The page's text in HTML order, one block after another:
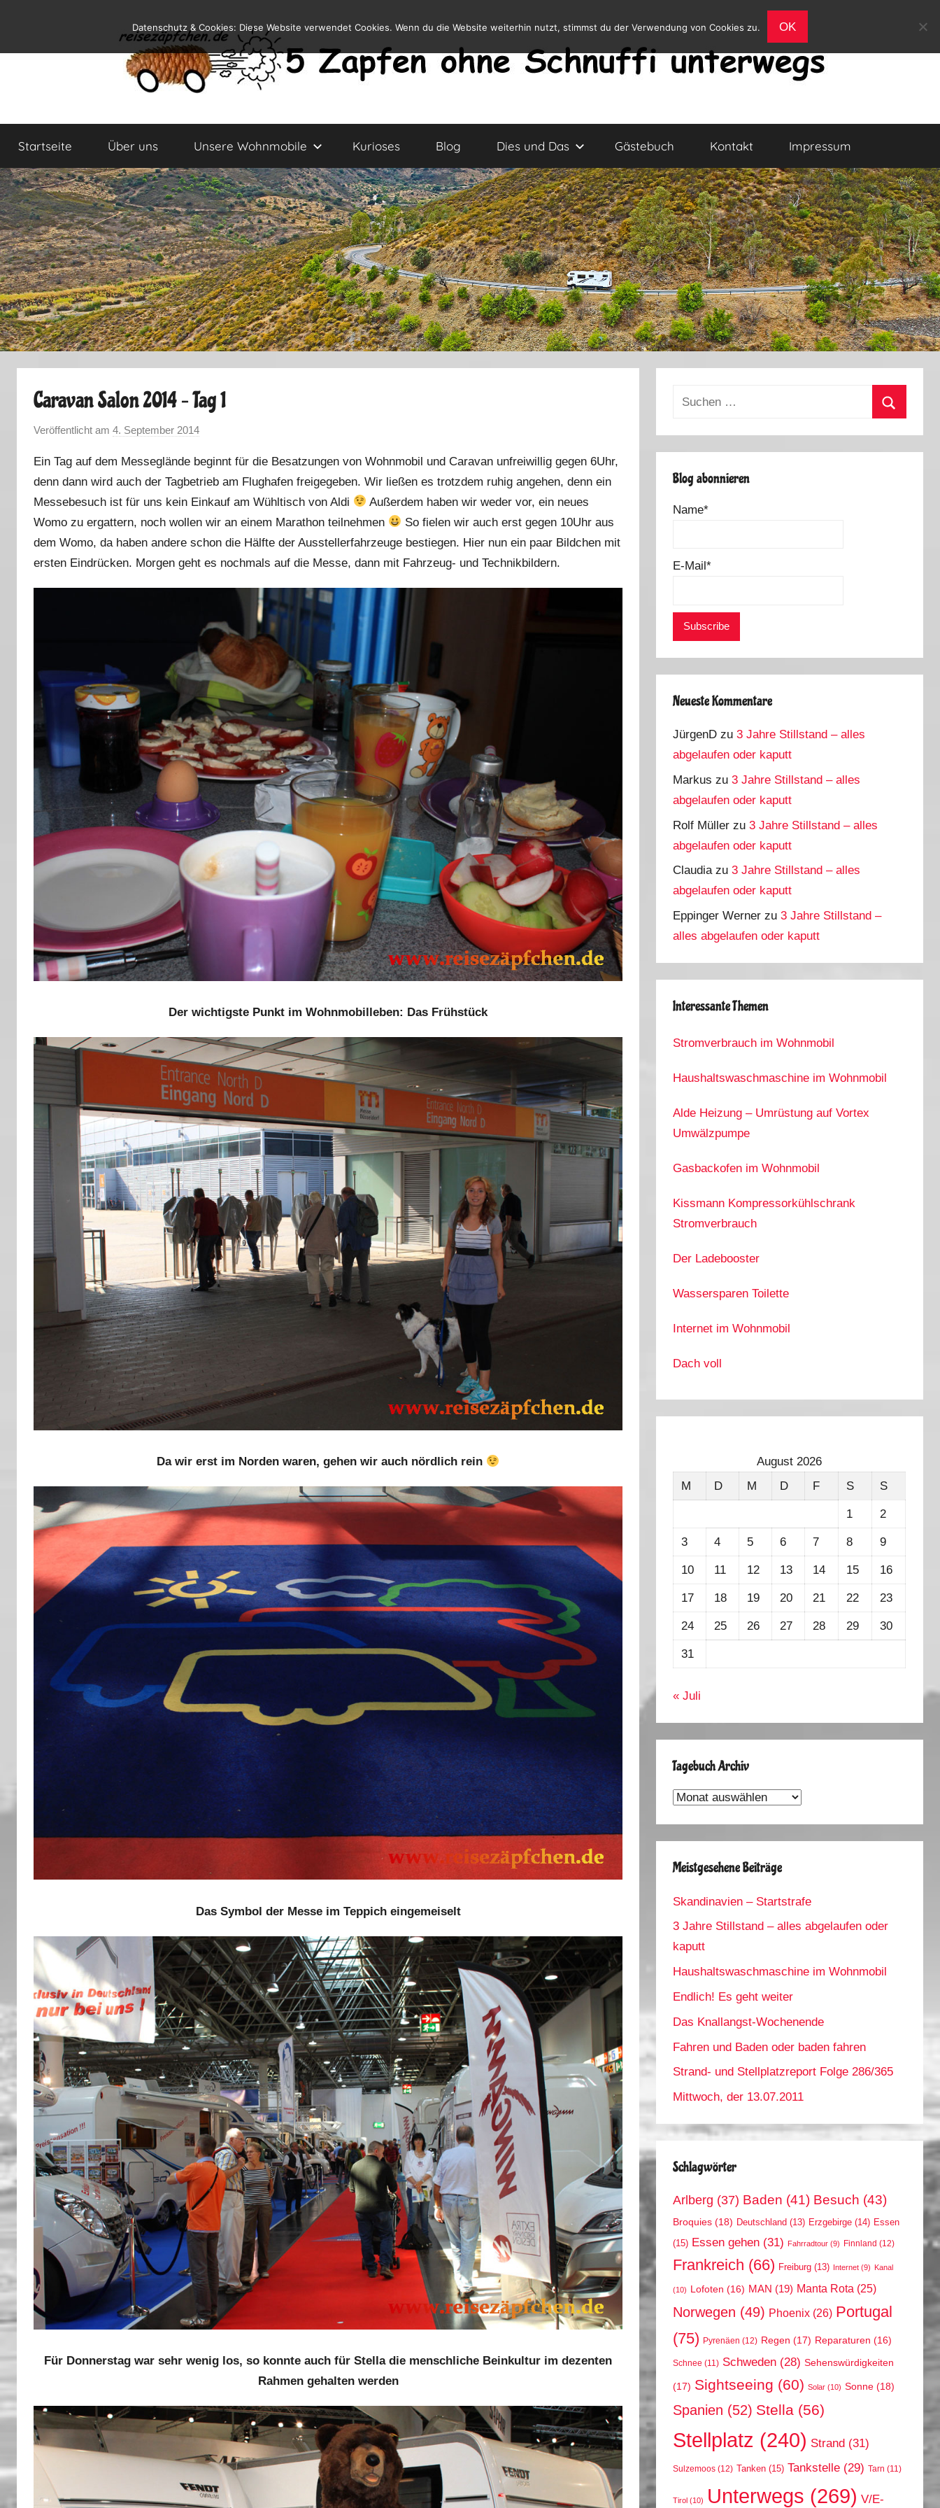
springen
Reiseblog
und
Leben
Wohnmobil
Startseite Über uns Unsere Wohnmobile Kurioses Blog Dies und Das Gästebuch Kontakt Impressum
Caravan Salon 2014 – Tag 1
Veröffentlicht am 4. September 2014
n
M
a
r
k
Ein Tag auf dem Messeglände beginnt für die Besatzungen von Wohnmobil und Caravan unfreiwillig gegen 6Uhr,
denn dann wird auch der Tagbetrieb am Flughafen freigegeben. Wir ließen es trotzdem ruhig angehen, denn ein
Messebesuch ist für uns kein Einkauf am Wühltisch von Aldi
Außerdem haben wir weder vor, ein neues
Womo zu ergattern, noch wollen wir an einem Marathon teilnehmen
So fielen wir auch erst gegen 10Uhr aus
dem Womo, da haben andere schon die Hälfte der Ausstellerfahrzeuge bestiegen. Hier nun ein paar Bildchen mit
ersten Eindrücken. Morgen geht es nochmals auf die Messe, dann mit Fahrzeug- und Technikbildern.
Der wichtigste Punkt im Wohnmobilleben: Das Frühstück
Da wir erst im Norden waren, gehen wir auch nördlich rein
Das Symbol der Messe im Teppich eingemeiselt
Für Donnerstag war sehr wenig los, so konnte auch für Stella die menschliche Beinkultur im dezenten
Rahmen gehalten werden
Suchen
Blog abonnieren
Name*
E-Mail*
Neueste Kommentare
JürgenD zu3 Jahre Stillstand – alles
abgelaufen oder kaputt
Markus zu3 Jahre Stillstand – alles
abgelaufen oder kaputt
Rolf Müller zu3 Jahre Stillstand – alles
abgelaufen oder kaputt
Claudiazu3 Jahre Stillstand – alles
abgelaufen oder kaputt
Eppinger Werner zu3 Jahre Stillstand –
alles abgelaufen oder kaputt
Interessante Themen
Stromverbrauch im Wohnmobil
Haushaltswaschmaschine im Wohnmobil
Alde Heizung – Umrüstung auf Vortex
Umwälzpumpe
Gasbackofen im Wohnmobil
Kissmann Kompressorkühlschrank
Stromverbrauch
Der Ladebooster
Wassersparen Toilette
Internet im Wohnmobil
Dach voll
August 2026
M
D M D F S S
1 2
3 4 5 6 7 8 9
10 11 12 13 14 15 16
17 18 19 20 21 22 23
24 25 26 27 28 29 30
31
« Juli
Tagebuch Archiv
Tagebuch
Meistgesehene Beiträge
Skandinavien – Startstrafe
3 Jahre Stillstand – alles abgelaufen oder
kaputt
Haushaltswaschmaschine im Wohnmobil
Endlich! Es geht weiter
Das Knallangst-Wochenende
Fahren und Baden oder baden fahren
Strand- und Stellplatzreport Folge 286/365
Mittwoch, der 13.07.2011
Schlagwörter
Arlberg (37) Baden (41) Besuch (43)
Broquies (18) Deutschland (13) Erzgebirge (14) Essen
(15) Essen gehen (31) Fahrradtour (9) Finnland (12)
Frankreich (66) Freiburg (13) Internet (9) Kanal
(10) Lofoten (16) MAN (19) Manta Rota (25)
Norwegen (49) Phoenix (26) Portugal
(75) Pyrenäen (12) Regen (17) Reparaturen (16)
Schnee (11) Schweden (28) Sehenswürdigkeiten
(17) Sightseeing (60) Solar (10) Sonne (18)
Spanien (52) Stella (56)
Stellplatz (240) Strand (31)
Sulzemoos (12) Tanken (15) Tankstelle (29) Tarn (11)
Tirol (10) Unterwegs (269) V/E-
Datenschutz & Cookies: Diese Website verwendet Cookies. Wenn du die Website weiterhin nutzt, stimmst du der Verwendung von Cookies zu. OK